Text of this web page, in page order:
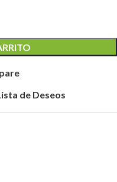
de Deseos